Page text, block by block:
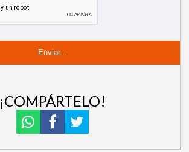
¡COMPÁRTELO!